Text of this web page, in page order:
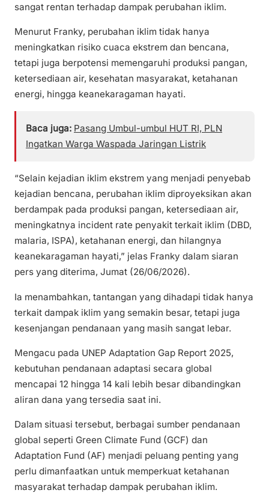
sangat rentan terhadap dampak perubahan iklim.
Menurut Franky, perubahan iklim tidak hanya
meningkatkan risiko cuaca ekstrem dan bencana,
tetapi juga berpotensi memengaruhi produksi pangan,
ketersediaan air, kesehatan masyarakat, ketahanan
energi, hingga keanekaragaman hayati.
Baca juga: Pasang Umbul-umbul HUT RI, PLN
Ingatkan Warga Waspada Jaringan Listrik
“Selain kejadian iklim ekstrem yang menjadi penyebab
kejadian bencana, perubahan iklim diproyeksikan akan
berdampak pada produksi pangan, ketersediaan air,
meningkatnya incident rate penyakit terkait iklim (DBD,
malaria, ISPA), ketahanan energi, dan hilangnya
keanekaragaman hayati,” jelas Franky dalam siaran
pers yang diterima, Jumat (26/06/2026).
Ia menambahkan, tantangan yang dihadapi tidak hanya
terkait dampak iklim yang semakin besar, tetapi juga
kesenjangan pendanaan yang masih sangat lebar.
Mengacu pada UNEP Adaptation Gap Report 2025,
kebutuhan pendanaan adaptasi secara global
mencapai 12 hingga 14 kali lebih besar dibandingkan
aliran dana yang tersedia saat ini.
Dalam situasi tersebut, berbagai sumber pendanaan
global seperti Green Climate Fund (GCF) dan
Adaptation Fund (AF) menjadi peluang penting yang
perlu dimanfaatkan untuk memperkuat ketahanan
masyarakat terhadap dampak perubahan iklim.